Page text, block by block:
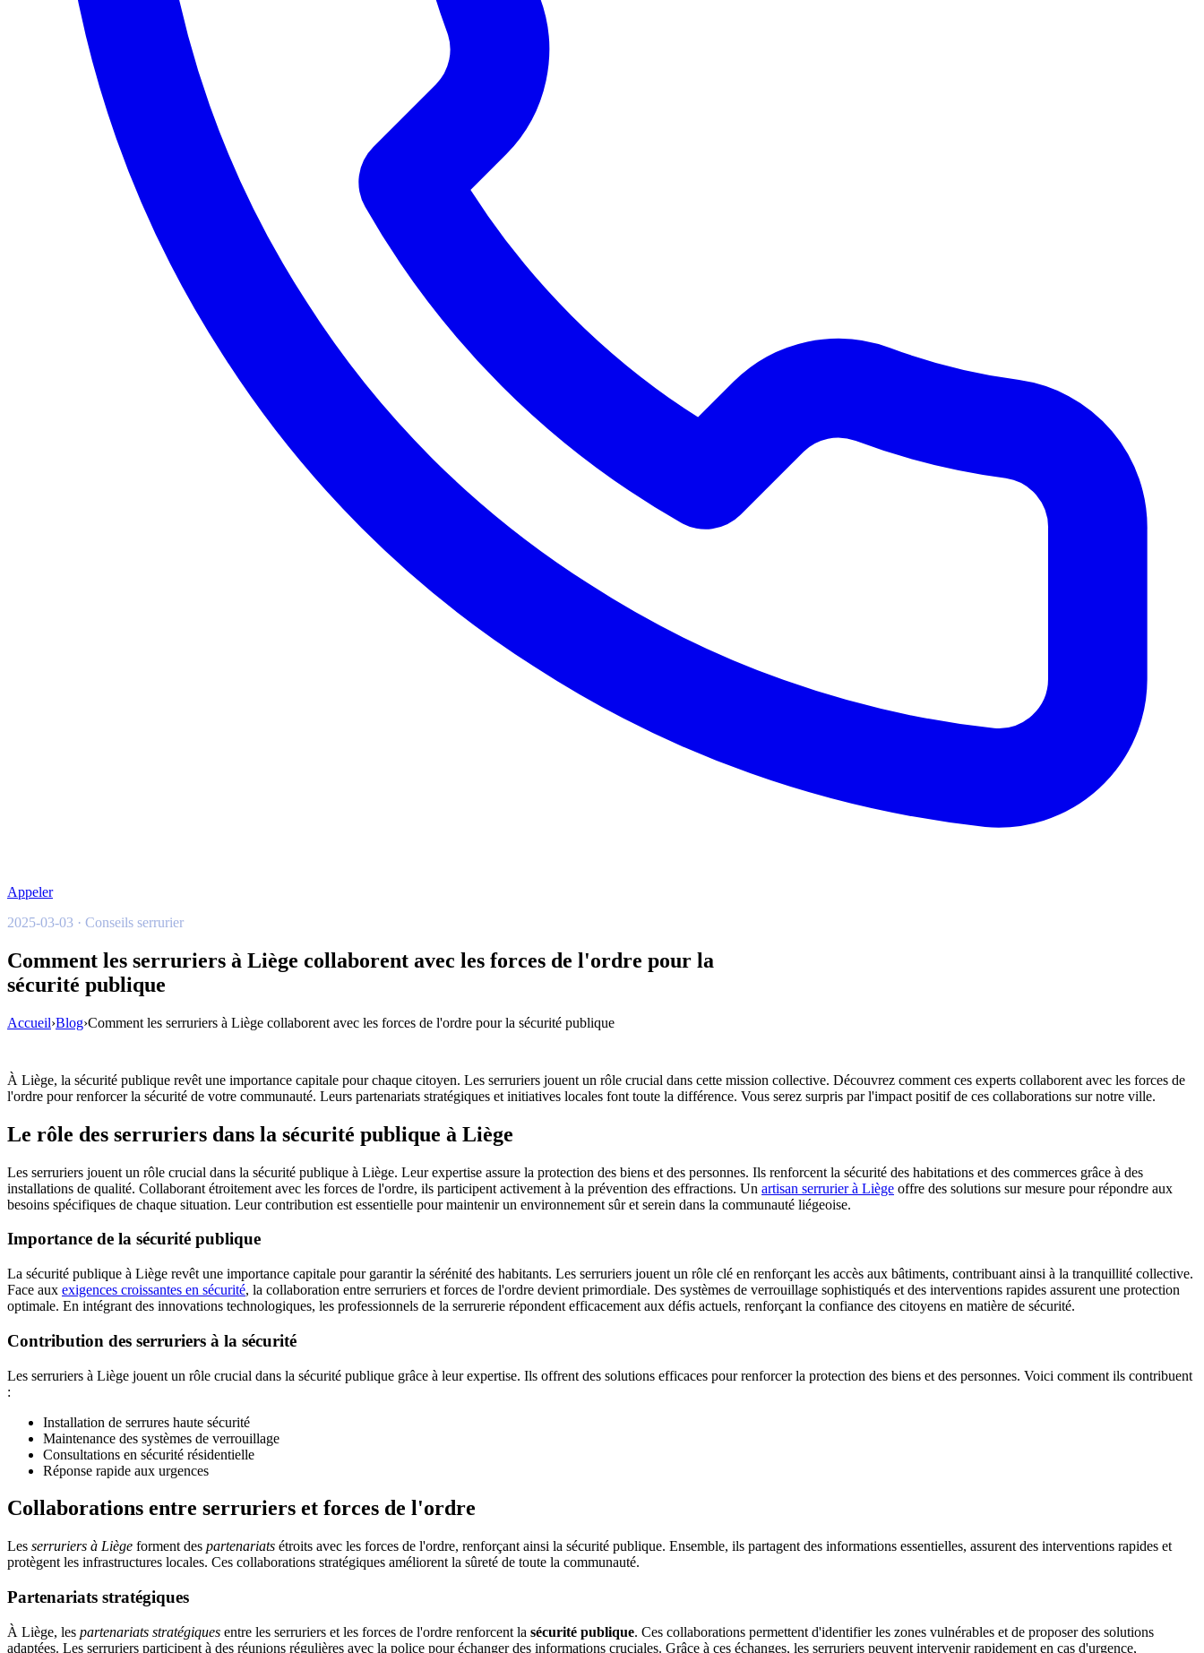
Appeler
2025-03-03 · Conseils serrurier
Comment les serruriers à Liège collaborent avec les forces de l'ordre pour la
sécurité publique
Accueil›Blog›Comment les serruriers à Liège collaborent avec les forces de l'ordre pour la sécurité publique
À Liège, la sécurité publique revêt une importance capitale pour chaque citoyen. Les serruriers jouent un rôle crucial dans cette mission collective. Découvrez comment ces experts collaborent avec les forces de
l'ordre pour renforcer la sécurité de votre communauté. Leurs partenariats stratégiques et initiatives locales font toute la différence. Vous serez surpris par l'impact positif de ces collaborations sur notre ville.
Le rôle des serruriers dans la sécurité publique à Liège
Les serruriers jouent un rôle crucial dans la sécurité publique à Liège. Leur expertise assure la protection des biens et des personnes. Ils renforcent la sécurité des habitations et des commerces grâce à des
installations de qualité. Collaborant étroitement avec les forces de l'ordre, ils participent activement à la prévention des effractions. Un artisan serrurier à Liège offre des solutions sur mesure pour répondre aux
besoins spécifiques de chaque situation. Leur contribution est essentielle pour maintenir un environnement sûr et serein dans la communauté liégeoise.
Importance de la sécurité publique
La sécurité publique à Liège revêt une importance capitale pour garantir la sérénité des habitants. Les serruriers jouent un rôle clé en renforçant les accès aux bâtiments, contribuant ainsi à la tranquillité collective.
Face aux exigences croissantes en sécurité, la collaboration entre serruriers et forces de l'ordre devient primordiale. Des systèmes de verrouillage sophistiqués et des interventions rapides assurent une protection
optimale. En intégrant des innovations technologiques, les professionnels de la serrurerie répondent efficacement aux défis actuels, renforçant la confiance des citoyens en matière de sécurité.
Contribution des serruriers à la sécurité
Les serruriers à Liège jouent un rôle crucial dans la sécurité publique grâce à leur expertise. Ils offrent des solutions efficaces pour renforcer la protection des biens et des personnes. Voici comment ils contribuent
:
Installation de serrures haute sécurité
Maintenance des systèmes de verrouillage
Consultations en sécurité résidentielle
Réponse rapide aux urgences
Collaborations entre serruriers et forces de l'ordre
Les serruriers à Liège forment des partenariats étroits avec les forces de l'ordre, renforçant ainsi la sécurité publique. Ensemble, ils partagent des informations essentielles, assurent des interventions rapides et
protègent les infrastructures locales. Ces collaborations stratégiques améliorent la sûreté de toute la communauté.
Partenariats stratégiques
À Liège, les partenariats stratégiques entre les serruriers et les forces de l'ordre renforcent la sécurité publique. Ces collaborations permettent d'identifier les zones vulnérables et de proposer des solutions
adaptées. Les serruriers participent à des réunions régulières avec la police pour échanger des informations cruciales. Grâce à ces échanges, les serruriers peuvent intervenir rapidement en cas d'urgence,